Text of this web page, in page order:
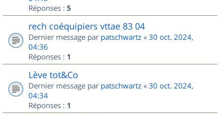
Réponses : 5
rech coéquipiers vttae 83 04
Dernier message par patschwartz « 30 oct. 2024,
04:36
Réponses : 1
Lève tot&Co
Dernier message par patschwartz « 30 oct. 2024,
04:34
Réponses : 1